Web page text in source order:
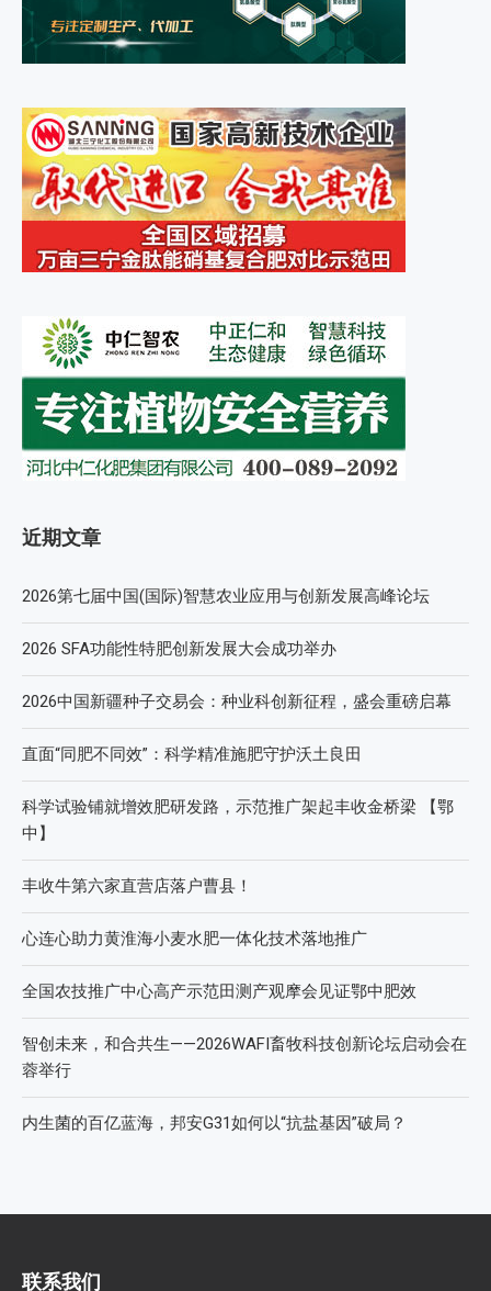
近期文章
2026第七届中国(国际)智慧农业应用与创新发展高峰论坛
2026 SFA功能性特肥创新发展大会成功举办
2026中国新疆种子交易会：种业科创新征程，盛会重磅启幕
直面“同肥不同效”：科学精准施肥守护沃土良田
科学试验铺就增效肥研发路，示范推广架起丰收金桥梁 【鄂
中】
丰收牛第六家直营店落户曹县！
心连心助力黄淮海小麦水肥一体化技术落地推广
全国农技推广中心高产示范田测产观摩会见证鄂中肥效
智创未来，和合共生——2026WAFI畜牧科技创新论坛启动会在
蓉举行
内生菌的百亿蓝海，邦安G31如何以“抗盐基因”破局？
联系我们